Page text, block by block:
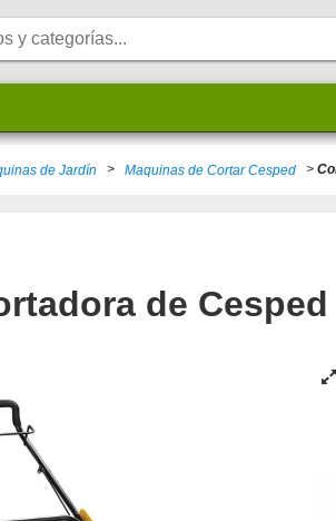
de Jardín > Maquinas de Cortar Cesped >
de